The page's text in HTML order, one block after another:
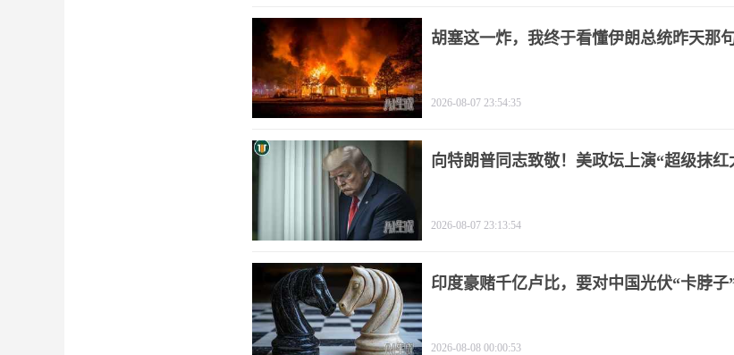
胡塞这一炸，我终于看懂伊朗总统昨天那
2026-08-07 23:54:35
向特朗普同志致敬！美政坛上演“超级抹红
2026-08-07 23:13:54
印度豪赌千亿卢比，要对中国光伏“卡脖子”
2026-08-08 00:00:53